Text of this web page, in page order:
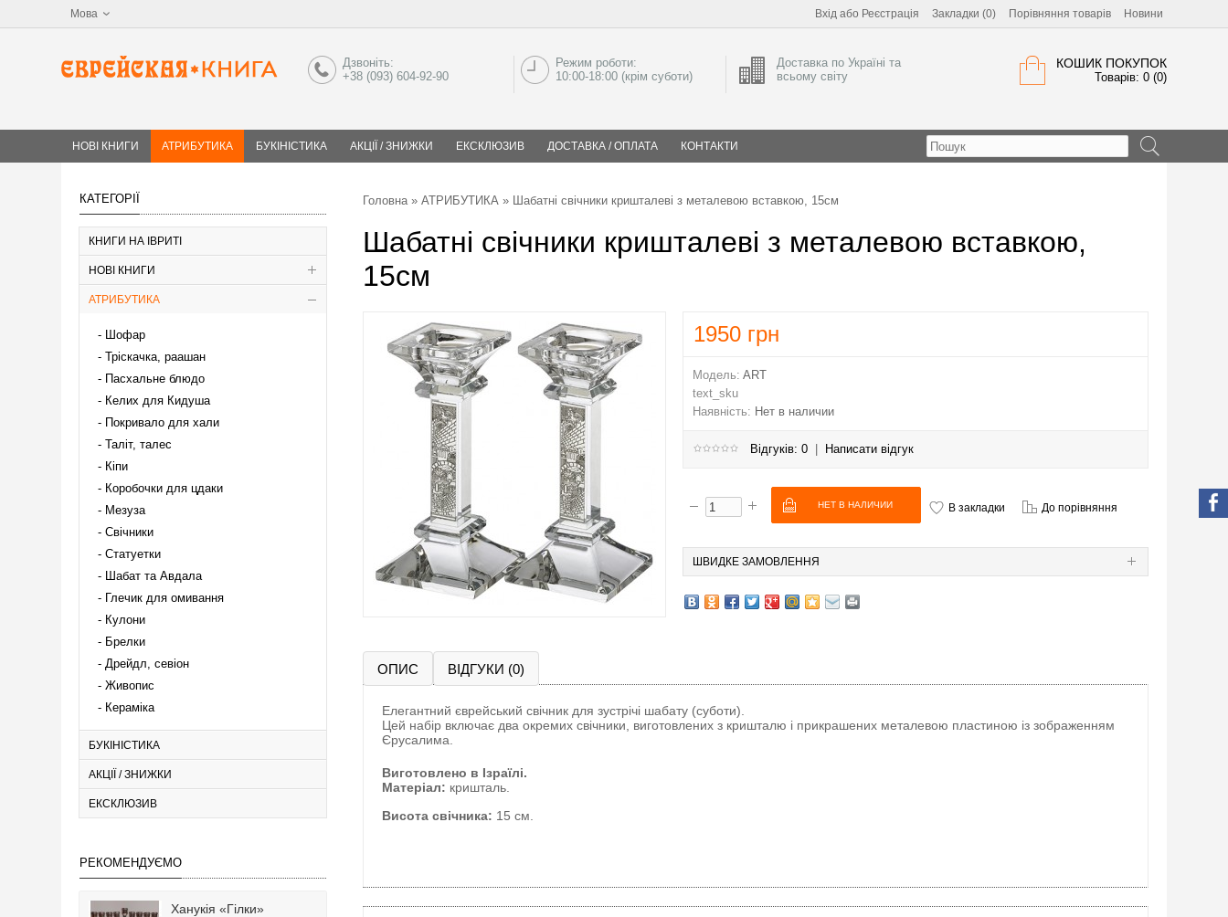
Мова Вхід або Реєстрація Закладки (0) Порівняння товарів Новини
КОШИК ПОКУПОК
Товарів: 0 (0)
Дзвоніть:
+38 (093) 604-92-90
Режим роботи:
10:00-18:00 (крім суботи)
Доставка по Україні та
всьому світу
НОВІ КНИГИ АТРИБУТИКА БУКІНІСТИКА АКЦІЇ / ЗНИЖКИ ЕКСКЛЮЗИВ ДОСТАВКА / ОПЛАТА КОНТАКТИ
КАТЕГОРІЇ
КНИГИ НА ІВРИТІ
НОВІ КНИГИ
АТРИБУТИКА
Шофар
Тріскачка, раашан
Пасхальне блюдо
Келих для Кидуша
Покривало для хали
Таліт, талес
Кіпи
Коробочки для цдаки
Мезуза
Свічники
Статуетки
Шабат та Авдала
Глечик для омивання
Кулони
Брелки
Дрейдл, севіон
Живопис
Кераміка
БУКІНІСТИКА
АКЦІЇ / ЗНИЖКИ
ЕКСКЛЮЗИВ
РЕКОМЕНДУЄМО
Ханукія «Гілки»
Головна» АТРИБУТИКА » Шабатні свічники кришталеві з металевою вставкою, 15см
Шабатні свічники кришталеві з металевою вставкою,
15см
1950 грн
Модель: ART
text_sku
Наявність: Нет в наличии
Відгуків: 0 Написати відгук
В закладки До порівняння
ШВИДКЕ ЗАМОВЛЕННЯ
ОПИС ВІДГУКИ (0)
Елегантний єврейський свічник для зустрічі шабату (суботи).
Цей набір включає два окремих свічники, виготовлених з кришталю і прикрашених металевою пластиною із зображенням
Єрусалима.
Виготовлено в Ізраїлі.
Матеріал: кришталь.
Висота свічника: 15 см.